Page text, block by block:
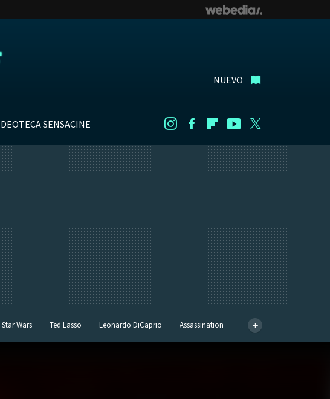
NUEVO
SENSACINE InstagramFacebookFlipboard
Youtube
Star Wars Ted Lasso Leonardo DiCaprio
Assassination